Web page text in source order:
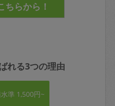
れる3つの理由
準 1,500円~